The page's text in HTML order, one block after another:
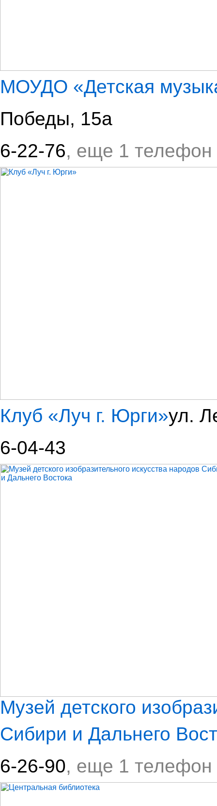
МОУДО «Детская
Победы, 15а
6-22-76, еще 1 телефон
Клуб «Луч г. Юрги»ул.
6-04-43
Музей детского
Сибири и Дальнего
6-26-90, еще 1 телефон